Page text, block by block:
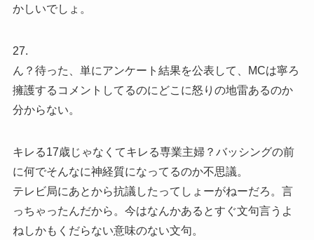
かしいでしょ。
27.
ん？待った、単にアンケート結果を公表して、MCは寧ろ
擁護するコメントしてるのにどこに怒りの地雷あるのか
分からない。
キレる17歳じゃなくてキレる専業主婦？バッシングの前
に何でそんなに神経質になってるのか不思議。
テレビ局にあとから抗議したってしょーがねーだろ。言
っちゃったんだから。今はなんかあるとすぐ文句言うよ
ねしかもくだらない意味のない文句。